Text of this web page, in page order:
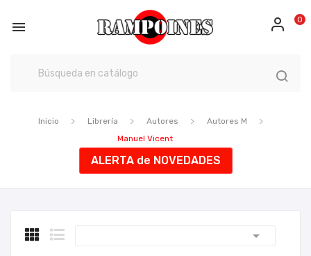
 0
Inicio Librería Autores
Autores M
Manuel Vicent
ALERTA de NOVEDADES
